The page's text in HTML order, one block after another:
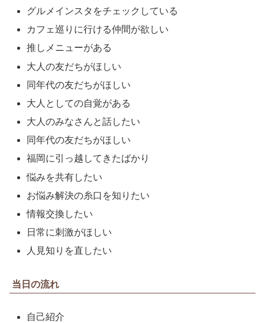
グルメインスタをチェックしている
カフェ巡りに行ける仲間が欲しい
推しメニューがある
大人の友だちがほしい
同年代の友だちがほしい
大人としての自覚がある
大人のみなさんと話したい
同年代の友だちがほしい
福岡に引っ越してきたばかり
悩みを共有したい
お悩み解決の糸口を知りたい
情報交換したい
日常に刺激がほしい
人見知りを直したい
当日の流れ
自己紹介